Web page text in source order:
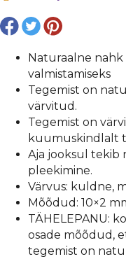
cm,
kuldne
Naturaalne
valmistamiseks
Tegemist on
värvitud.
Tegemist on
kuumuskindlalt
Aja jooksul tekib
pleekimine.
Värvus: kuldne,
Mõõdud: 10×2
TÄHELEPANU:
osade mõõdud,
tegemist on